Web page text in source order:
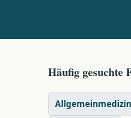
Häufig gesuchte
Allgemeinmedizin